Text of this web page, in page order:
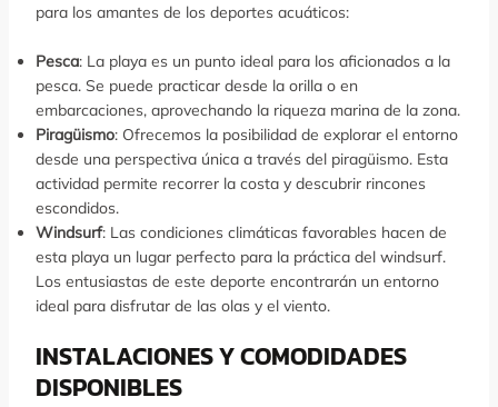
para los amantes de los deportes acuáticos:
Pesca: La playa es un punto ideal para los aficionados a la
pesca. Se puede practicar desde la orilla o en
embarcaciones, aprovechando la riqueza marina de la zona.
Piragüismo: Ofrecemos la posibilidad de explorar el entorno
desde una perspectiva única a través del piragüismo. Esta
actividad permite recorrer la costa y descubrir rincones
escondidos.
Windsurf: Las condiciones climáticas favorables hacen de
esta playa un lugar perfecto para la práctica del windsurf.
Los entusiastas de este deporte encontrarán un entorno
ideal para disfrutar de las olas y el viento.
INSTALACIONES Y COMODIDADES
DISPONIBLES